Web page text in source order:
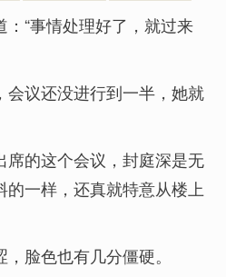
“事情处理好了，就过来
会议还没进行到一半，她就
席的这个会议，封庭深是无
一样，还真就特意从楼上
脸色也有几分僵硬。